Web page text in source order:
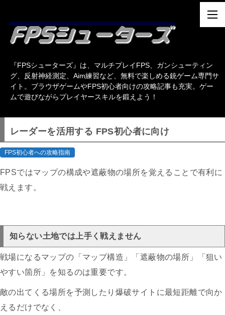
『FPSシューターズ』は、マルチプレイFPS、ガンシューティン
グ、反射神経測定、Aim練習など、無料で楽しめる銃ゲーム専門サ
イト。ブラウザゲームやFPS初心者向けの攻略記事も充実。ゲー
ムで遊びながらプレイヤースキルを鍛えよう！
レーダーを活用する FPS初心者に向け
FPS初心者への攻略指南
FPSではマップの構成や遮蔽物の場所を覚えることで有利に
戦えます。
知らない土地では上手く戦えません
戦場になるマップの「マップ構造」「遮蔽物の場所」「狙い
やすい箇所」を知るのは重要です。
敵の出てくる場所を予測したり爆破サイトに最短距離で向か
えるだけでなく、